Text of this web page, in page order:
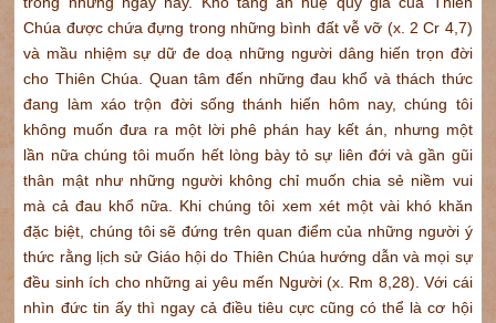
Chúa được chứa đựng trong những bình đất vễ vỡ (x. 2 Cr 4,7)
và mầu nhiệm sự dữ đe doạ những người dâng hiến trọn đời
cho Thiên Chúa. Quan tâm đến những đau khổ và thách thức
đang làm xáo trộn đời sống thánh hiến hôm nay, chúng tôi
không muốn đưa ra một lời phê phán hay kết án, nhưng một
lần nữa chúng tôi muốn hết lòng bày tỏ sự liên đới và gần gũi
thân mật như những người không chỉ muốn chia sẻ niềm vui
mà cả đau khổ nữa. Khi chúng tôi xem xét một vài khó khăn
đặc biệt, chúng tôi sẽ đứng trên quan điểm của những người ý
thức rằng lịch sử Giáo hội do Thiên Chúa hướng dẫn và mọi sự
đều sinh ích cho những ai yêu mến Người (x. Rm 8,28). Với cái
nhìn đức tin ấy thì ngay cả điều tiêu cực cũng có thể là cơ hội